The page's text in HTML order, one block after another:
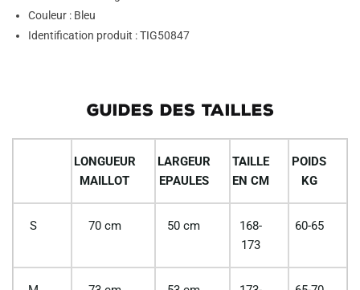
Couleur : Bleu
Identification produit : TIG50847
GUIDES DES TAILLES
LONGUEUR
MAILLOT
LARGEUR
EPAULES
TAILLE
EN CM
POIDS
KG
S 70 cm 50 cm
168-
173
60-65